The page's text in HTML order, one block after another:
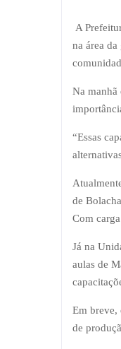
A
na área
Na manhã
“Essas
de
Com
Já na
aulas de
Em breve,
de